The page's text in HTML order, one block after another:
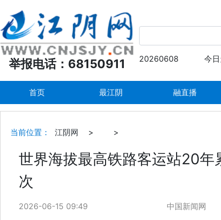
举报电话：68150911 20260608 今
首页 最江阴 融直播
当前位置： 江阴网 > >
世界海拔最高铁路客运站20
次
2026-06-15 09:49 中国新闻网